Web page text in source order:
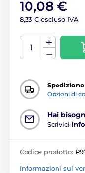
10,08 €
8,33 € escluso IVA
Opzioni di
Hai
Scrivici
Codice prodotto:
Informazioni sul